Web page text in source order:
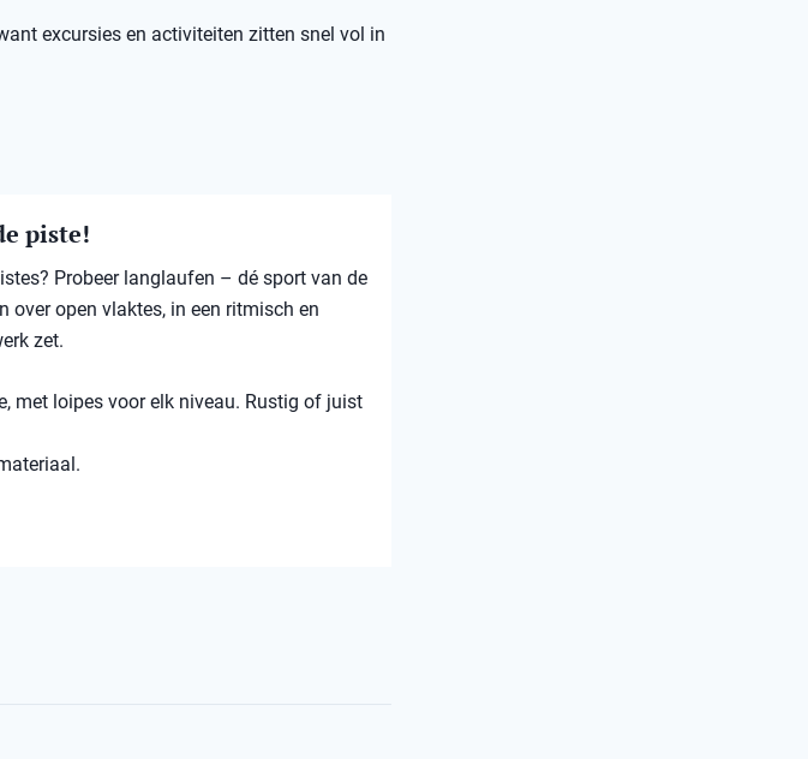
excursies en activiteiten zitten snel vol in
piste!
Probeer langlaufen – dé sport van de
over open vlaktes, in een ritmisch en
zet.
met loipes voor elk niveau. Rustig of juist